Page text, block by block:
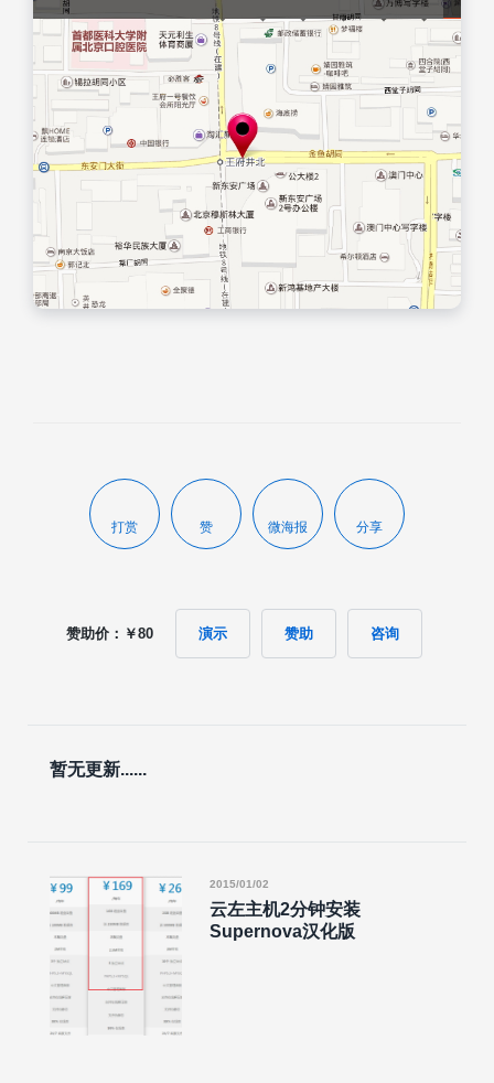
打赏 赞 微海报 分享
赞助价：￥80 演示 赞助 咨询
暂无更新......
2015/01/02
云左主机2分钟安装
Supernova汉化版